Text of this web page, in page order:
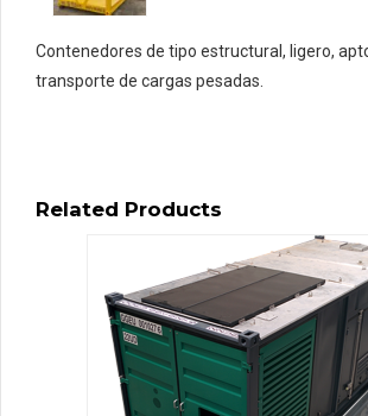
Contenedores de tipo estructural, ligero,
transporte de cargas pesadas.
Related Products